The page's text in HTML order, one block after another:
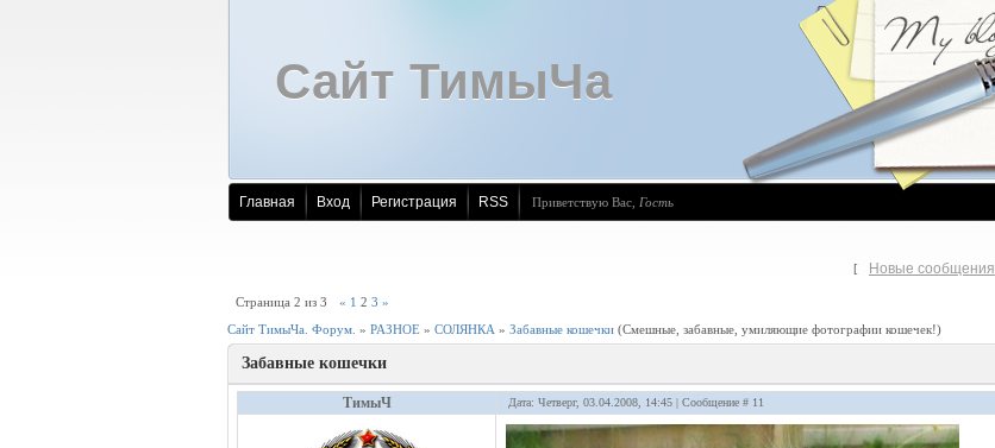
Сайт ТимыЧа
Главная Вход Регистрация RSS Приветствую Вас Гость
[ Новые сообщения
Страница 2 из 3 « 1 2 3 »
Сайт ТимыЧа. Форум. » РАЗНОЕ » СОЛЯНКА » Забавные кошечки (Смешные, забавные, умиляющие фотографии кошечек!)
Забавные кошечки
ТимыЧ Дата: Четверг, 03.04.2008, 14:45 | Сообщение # 11